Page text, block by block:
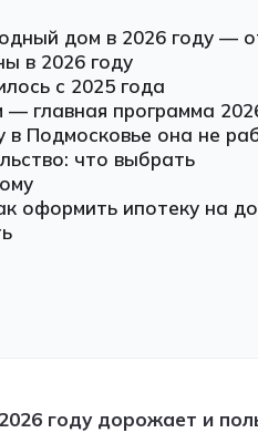
дом в 2026 году —
в 2026 году
с 2025 года
главная программа
в Подмосковье она не
что выбрать
оформить ипотеку на
году дорожает и